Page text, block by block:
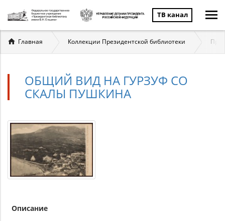
ТВ канал
Вы
здесь
Главная Коллекции Президентской библиотеки
ОБЩИЙ ВИД НА ГУРЗУФ СО
СКАЛЫ ПУШКИНА
Описание